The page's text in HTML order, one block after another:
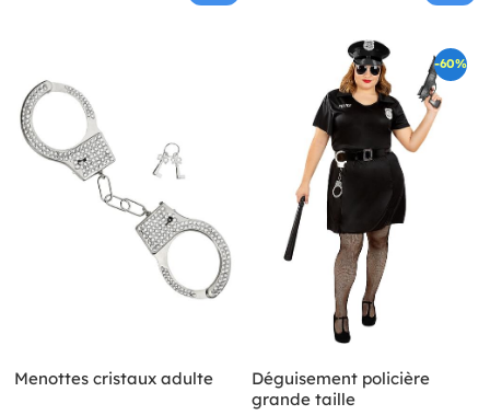
Menottes cristaux adulte
-60%
Déguisement policière
grande taille